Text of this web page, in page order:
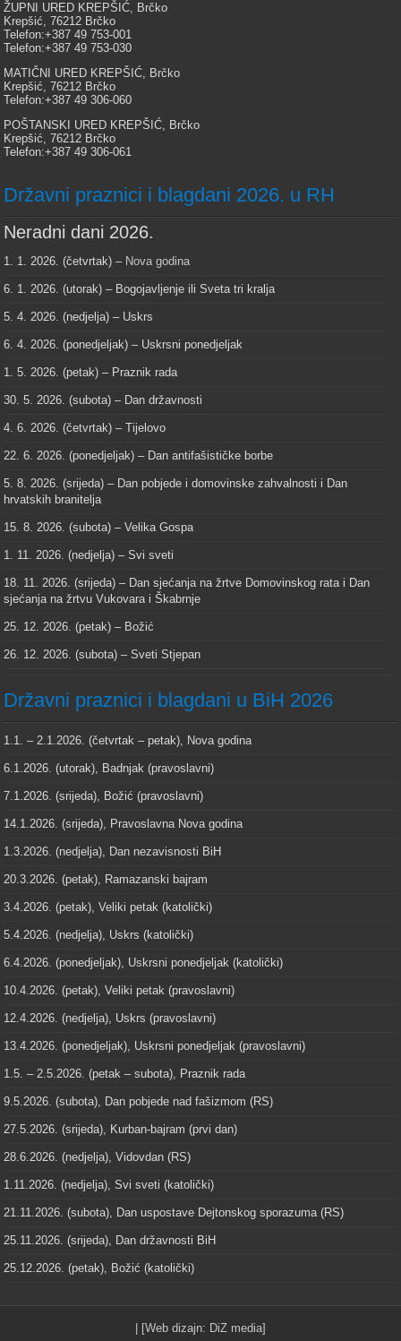
ŽUPNI URED KREPŠIĆ, Brčko
Krepšić, 76212 Brčko
Telefon:+387 49 753-001
Telefon:+387 49 753-030
MATIČNI URED KREPŠIĆ, Brčko
Krepšić, 76212 Brčko
Telefon:+387 49 306-060
POŠTANSKI URED KREPŠIĆ, Brčko
Krepšić, 76212 Brčko
Telefon:+387 49 306-061
Državni praznici i blagdani 2026. u RH
Neradni dani 2026.
1. 1. 2026. (četvrtak) – Nova godina
6. 1. 2026. (utorak) – Bogojavljenje ili Sveta tri kralja
5. 4. 2026. (nedjelja) – Uskrs
6. 4. 2026. (ponedjeljak) – Uskrsni ponedjeljak
1. 5. 2026. (petak) – Praznik rada
30. 5. 2026. (subota) – Dan državnosti
4. 6. 2026. (četvrtak) – Tijelovo
22. 6. 2026. (ponedjeljak) – Dan antifašističke borbe
5. 8. 2026. (srijeda) – Dan pobjede i domovinske zahvalnosti i Dan
hrvatskih branitelja
15. 8. 2026. (subota) – Velika Gospa
1. 11. 2026. (nedjelja) – Svi sveti
18. 11. 2026. (srijeda) – Dan sjećanja na žrtve Domovinskog rata i Dan
sjećanja na žrtvu Vukovara i Škabrnje
25. 12. 2026. (petak) – Božić
26. 12. 2026. (subota) – Sveti Stjepan
Državni praznici i blagdani u BiH 2026
1.1. – 2.1.2026. (četvrtak – petak), Nova godina
6.1.2026. (utorak), Badnjak (pravoslavni)
7.1.2026. (srijeda), Božić (pravoslavni)
14.1.2026. (srijeda), Pravoslavna Nova godina
1.3.2026. (nedjelja), Dan nezavisnosti BiH
20.3.2026. (petak), Ramazanski bajram
3.4.2026. (petak), Veliki petak (katolički)
5.4.2026. (nedjelja), Uskrs (katolički)
6.4.2026. (ponedjeljak), Uskrsni ponedjeljak (katolički)
10.4.2026. (petak), Veliki petak (pravoslavni)
12.4.2026. (nedjelja), Uskrs (pravoslavni)
13.4.2026. (ponedjeljak), Uskrsni ponedjeljak (pravoslavni)
1.5. – 2.5.2026. (petak – subota), Praznik rada
9.5.2026. (subota), Dan pobjede nad fašizmom (RS)
27.5.2026. (srijeda), Kurban-bajram (prvi dan)
28.6.2026. (nedjelja), Vidovdan (RS)
1.11.2026. (nedjelja), Svi sveti (katolički)
21.11.2026. (subota), Dan uspostave Dejtonskog sporazuma (RS)
25.11.2026. (srijeda), Dan državnosti BiH
25.12.2026. (petak), Božić (katolički)
| [Web dizajn: DiZ media]